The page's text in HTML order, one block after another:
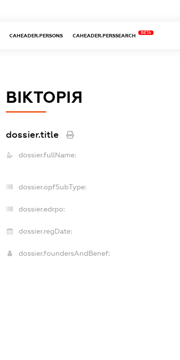
CAHEADER.PERSONS CAHEADER.PERSSEARCH
BETA
ВІКТОРІЯ
dossier.title
dossier.fullName:
dossier.opfSubType:
dossier.edrpo:
dossier.regDate:
dossier.foundersAndBenef: